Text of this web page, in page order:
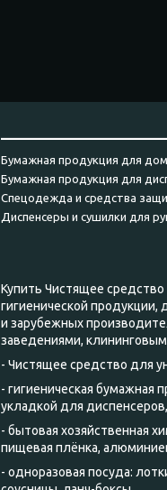
Бумажная продукция для
Бумажная продукция для
Спецодежда и средства
Диспенсеры и сушилки для
Купить Чистящее
гигиенической
и зарубежных
заведениями,
- Чистящее средство для
- гигиеническая бумажная
укладкой для
- бытовая хозяйственная
пищевая плёнка,
- одноразовая посуда: